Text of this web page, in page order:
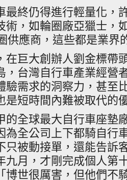
最終仍得進行輕量化，
術，如輪圈廠亞獵士，
供應商，這些都是業界
在巨大創辦人劉金標帶
，台灣自行車產業經營
驗需求的洞察力，甚至
是短時間內難被取代的
的全球最大自行車座墊
為全公司上下都騎自行
只被動接單，還能告訴
九月，才剛完成個人第
博世很厲害，但他們不